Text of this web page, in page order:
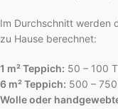
Im Durchschnitt werden
zu Hause berechnet:
1 m² Teppich: 50 – 100
6 m² Teppich: 500 – 750
Wolle oder